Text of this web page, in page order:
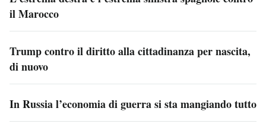
il Marocco
Trump contro il diritto alla cittadinanza per nascita,
di nuovo
In Russia l’economia di guerra si sta mangiando tutto